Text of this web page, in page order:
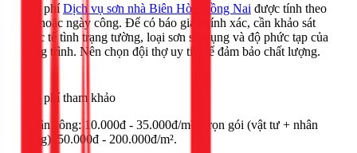
Chi phíDịch vụ sơn nhà Biên Hòa Đồng Nai được tính theo
m² hoặc ngày công. Để có báo giá chính xác, cần khảo sát
thực tế tình trạng tường, loại sơn sử dụng và độ phức tạp của
công trình. Nên chọn đội thợ uy tín để đảm bảo chất lượng.
Chi phí tham khảo
Nhân công: 10.000đ - 35.000đ/m². Trọn gói (vật tư + nhân
công): 50.000đ - 200.000đ/m².